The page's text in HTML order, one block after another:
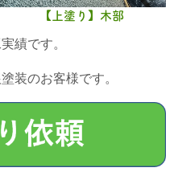
【上塗り】木部
績です。
装のお客様です。